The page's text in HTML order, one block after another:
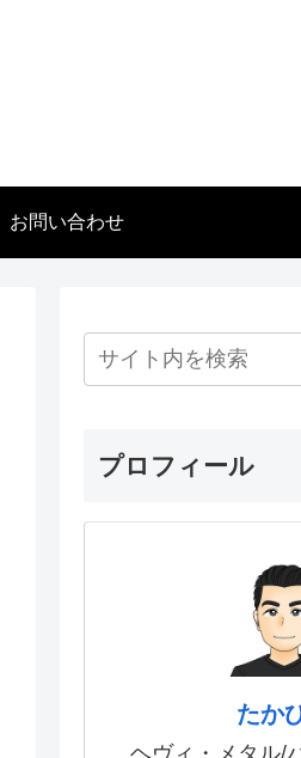
お問い合わせ
プロフィール
たか
ヘヴィ・メタル/